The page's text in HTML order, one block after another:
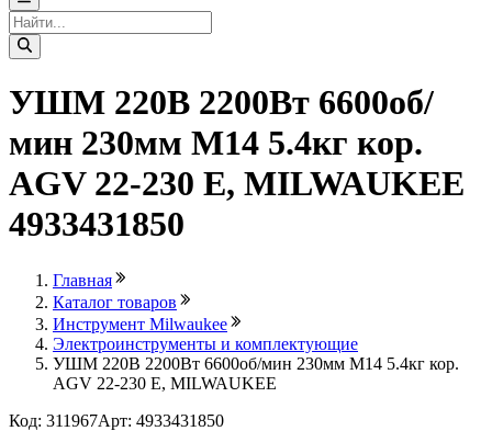
УШМ 220В 2200Вт 6600об/
мин 230мм М14 5.4кг кор.
AGV 22-230 E, MILWAUKEE
4933431850
Главная
Каталог товаров
Инструмент Milwaukee
Электроинструменты и комплектующие
УШМ 220В 2200Вт 6600об/мин 230мм М14 5.4кг кор.
AGV 22-230 E, MILWAUKEE
Код: 311967Арт: 4933431850